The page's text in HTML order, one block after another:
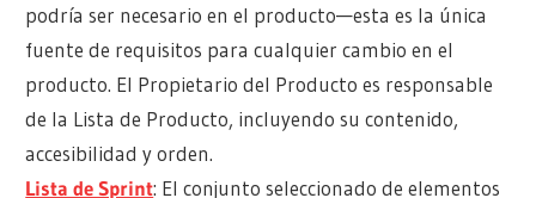
podría ser necesario en el producto—esta es la única
fuente de requisitos para cualquier cambio en el
producto. El Propietario del Producto es responsable
de la Lista de Producto, incluyendo su contenido,
accesibilidad y orden.
Lista de Sprint: El conjunto seleccionado de elementos